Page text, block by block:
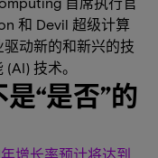
和 Devil 超级计算
动新的和新兴的技
技术。
“是否”的
年增长率预计将达到